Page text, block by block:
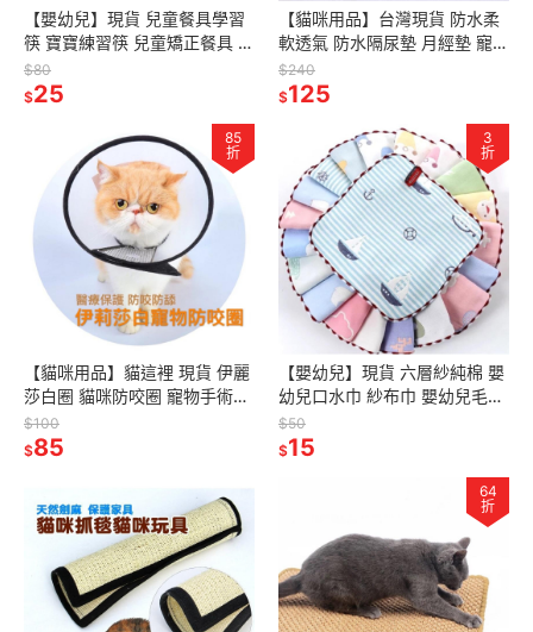
【嬰幼兒】現貨 兒童餐具學習
筷 寶寶練習筷 兒童矯正餐具 兒
童餐具
$80
$25
【貓咪用品】台灣現貨 防水柔
軟透氣 防水隔尿墊 月經墊 寵物
墊 尿布墊 產婦產褥墊
$240
$125
85
折
【貓咪用品】貓這裡 現貨 伊麗
莎白圈 貓咪防咬圈 寵物手術傷
口保護 寵物防咬圈 醫療美容保
護套
$100
$85
3
折
【嬰幼兒】現貨 六層紗純棉 嬰
幼兒口水巾 紗布巾 嬰幼兒毛巾
口水巾 嬰兒方巾
$50
$15
64
折